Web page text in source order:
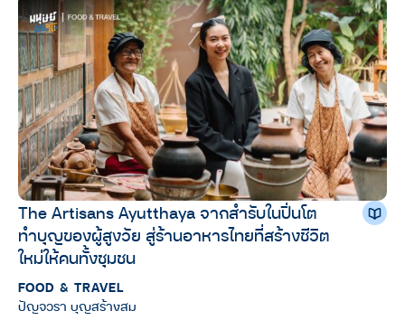
The Artisans Ayutthaya จากสำรับในปิ่นโต
ทำบุญของผู้สูงวัย สู่ร้านอาหารไทยที่สร้างชีวิต
ใหม่ให้คนทั้งชุมชน
FOOD & TRAVEL
ปัญจวรา บุญสร้างสม